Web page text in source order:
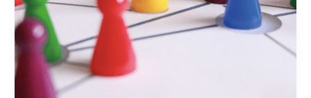
MÁS
EN
EL
PUNTO
DE
VENTA